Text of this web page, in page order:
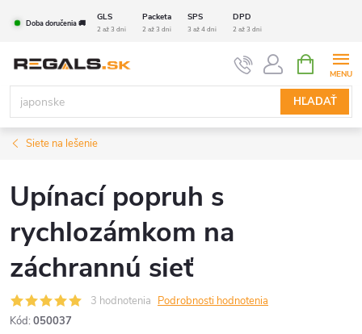
Doba doručenia 🚚
GLS Packeta SPS DPD
2 až 3 dni 2 až 3 dni 3 až 4 dni 2 až 3 dni
HĽADAŤ
KOŠÍK
Siete na lešenie
Upínací popruh s
rychlozámkom na
záchrannú sieť
3 hodnotenia Podrobnosti hodnotenia
Kód: 050037